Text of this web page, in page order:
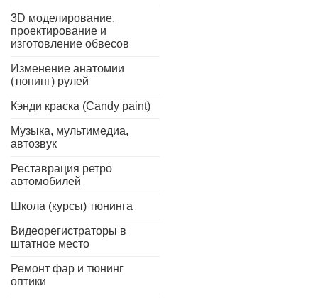
3D моделирование,
проектирование и
изготовление обвесов
Изменение анатомии
(тюнинг) рулей
Кэнди краска (Candy paint)
Музыка, мультимедиа,
автозвук
Реставрация ретро
автомобилей
Школа (курсы) тюнинга
Видеорегистраторы в
штатное место
Ремонт фар и тюнинг
оптики